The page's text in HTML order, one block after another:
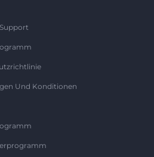
Und Konditionen